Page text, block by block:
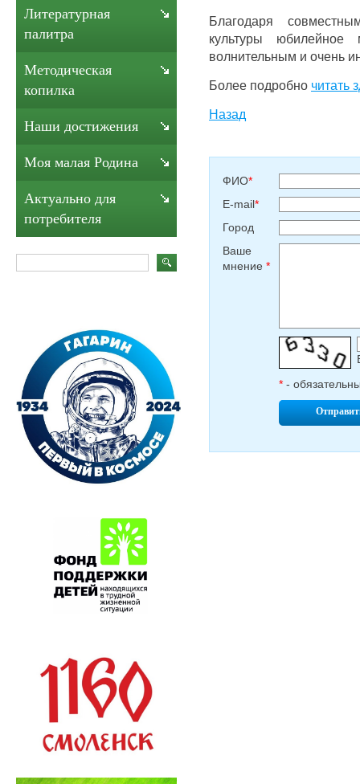
Благодаря
культуры юбилейное
волнительным и очень
Более подробно читать
Назад
ФИО*
E-mail*
Город
Ваше
мнение *
* -
Литературная
палитра
Методическая
копилка
Наши достижения
Моя малая Родина
Актуально для
потребителя